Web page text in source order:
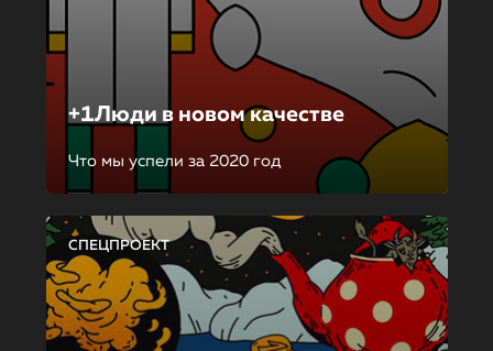
+1Люди в новом качестве
Что мы успели за 2020 год
СПЕЦПРОЕКТ